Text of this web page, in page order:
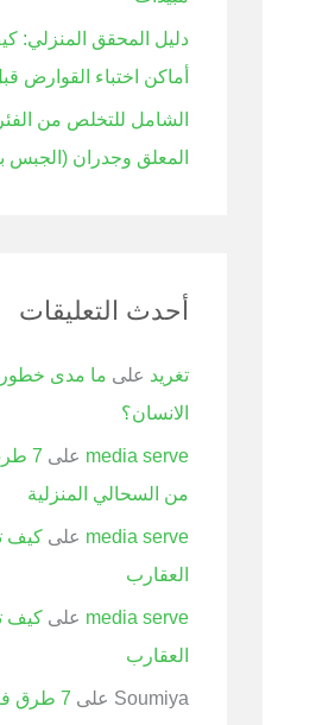
دليل المحقق المنزلي:
أماكن اختباء القوارض
الشامل للتخلص من
المعلق وجدران (الجبس
أحدث التعليقات
تغريد على ما مدى
الانسان؟
media serve على
7
من السحالي المنزلية
media serve على كيف
العقارب
media serve على كيف
العقارب
Soumiya على
7 طرق